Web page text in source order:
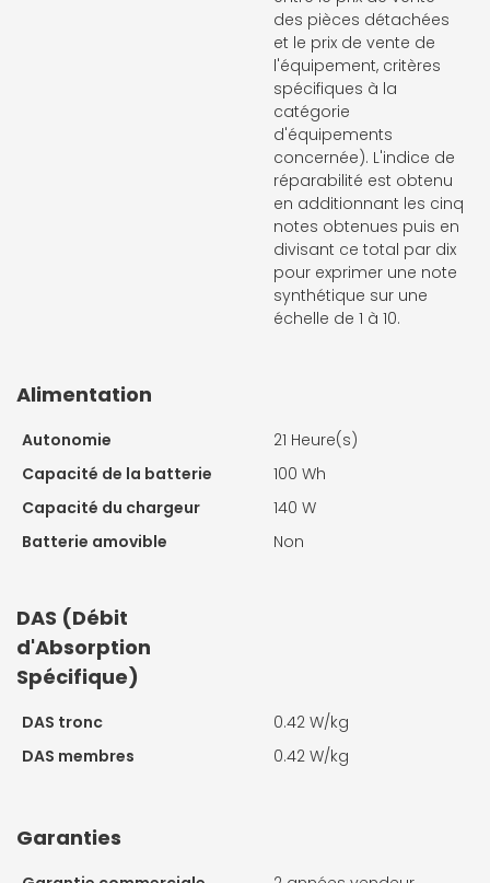
des pièces détachées
et le prix de vente de
l'équipement, critères
spécifiques à la
catégorie
d'équipements
concernée). L'indice de
réparabilité est obtenu
en additionnant les cinq
notes obtenues puis en
divisant ce total par dix
pour exprimer une note
synthétique sur une
échelle de 1 à 10.
Alimentation
Autonomie
21 Heure(s)
Capacité de la batterie
100 Wh
Capacité du chargeur
140 W
Batterie amovible
Non
DAS (Débit
d'Absorption
Spécifique)
DAS tronc
0.42 W/kg
DAS membres
0.42 W/kg
Garanties